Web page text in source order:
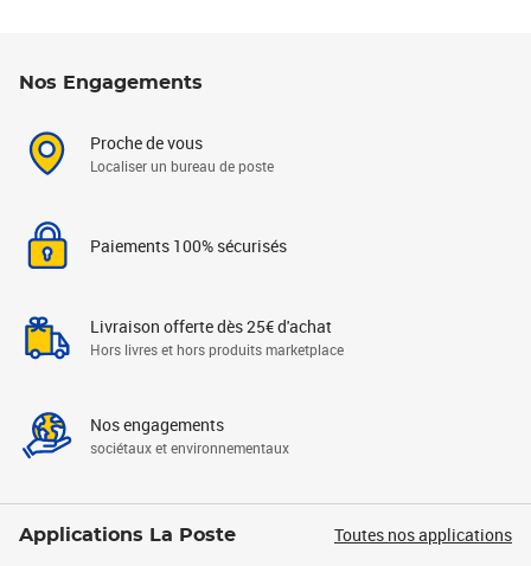
Nos Engagements
Proche de vous
Localiser un bureau de poste
Paiements 100% sécurisés
Livraison offerte dès 25€ d'achat
Hors livres et hors produits marketplace
Nos engagements
sociétaux et environnementaux
Applications La Poste Toutes nos applications